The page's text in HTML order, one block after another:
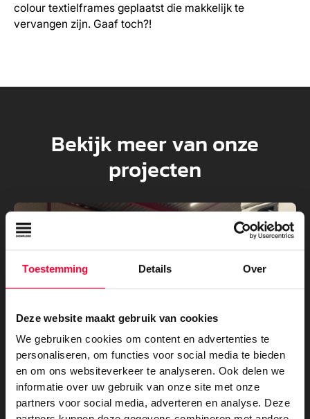
Toestemming Details Over
Deze website maakt gebruik van cookies
We gebruiken cookies om content en advertenties te
personaliseren, om functies voor social media te bieden
en om ons websiteverkeer te analyseren. Ook delen we
informatie over uw gebruik van onze site met onze
partners voor social media, adverteren en analyse. Deze
colour textielframes geplaatst die makkelijk te
vervangen zijn. Gaaf toch?!
Bekijk meer van onze
projecten